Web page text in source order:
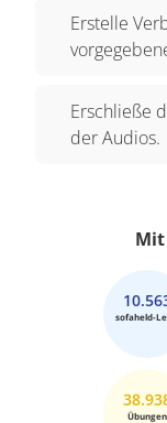
Erstelle
Erschließe
der Audios.
Mit
sofaheld-
Übungen